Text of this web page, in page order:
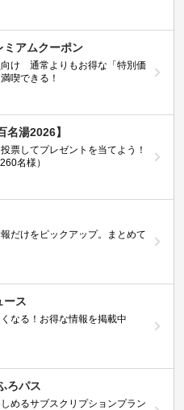
ミアムクーポン
向け 通常よりもお得な「特別価
喫できる！
名湯2026】
票してプレゼントを当てよう！
名様）
だけをピックアップ。まとめて
ース
なる！お得な情報を掲載中
ろパス
めるサブスクリプションプラン